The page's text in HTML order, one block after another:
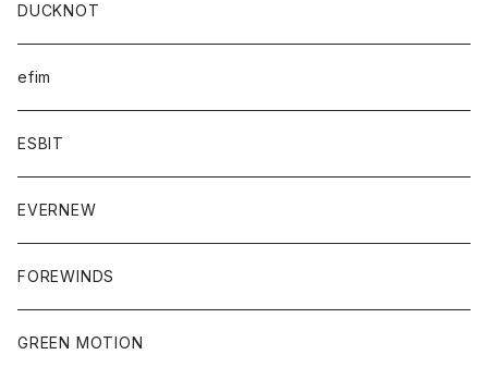
DUCKNOT
efim
ESBIT
EVERNEW
FOREWINDS
GREEN MOTION